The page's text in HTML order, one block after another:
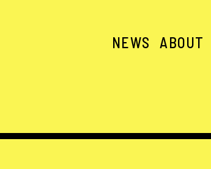
NEWS ABOUT